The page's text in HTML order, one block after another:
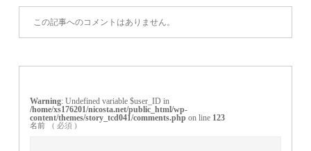
この記事へのコメントはありません。
Warning : Undefined variable $user_ID in
/home/xs176201/nicosta.net/public_html/wp-
content/themes/story_tcd041/comments.php on line 123
名前 ( 必須 )